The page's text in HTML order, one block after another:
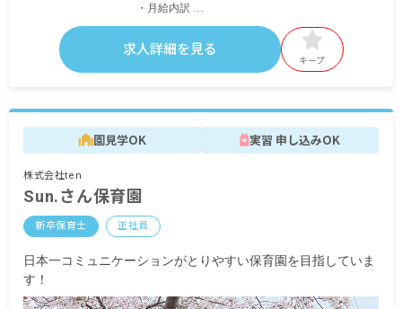
・月給内訳
基本給 146,500円～296,000円
処遇改善手当
・定期的に支給される手当
通勤手当 月上限50,000円
役職手当
扶養手当
昇給あり
求人詳細を見る
キープ
園見学OK 実習 申し込みOK
株式会社ten
Sun.さん保育園
新卒保育士 正社員
日本一コミュニケーションがとりやすい保育園を目指していま
す！